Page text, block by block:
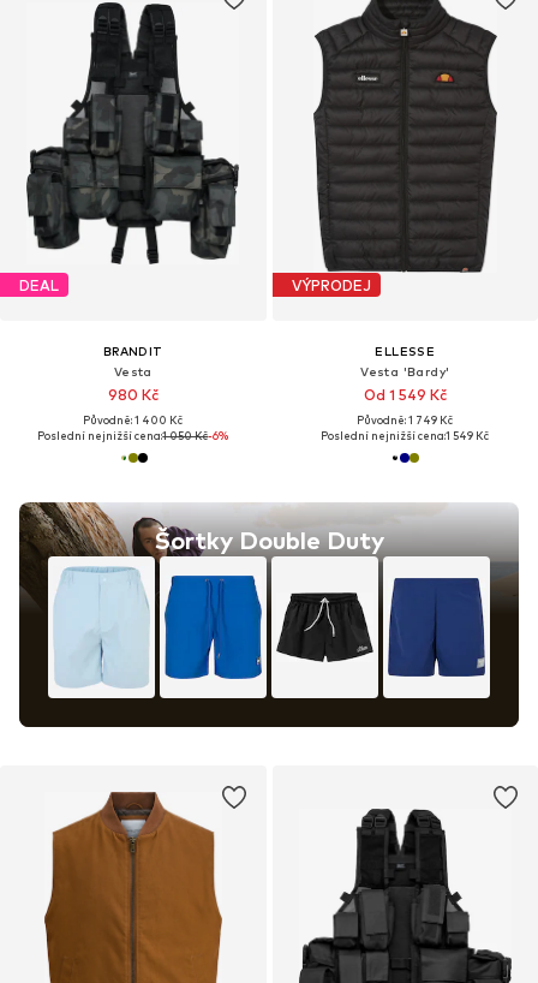
DEAL
BRANDIT
Vesta
980 Kč
Původně: 1 400 Kč
Poslední nejnižší cena:1 050 Kč-6%
Šortky Double Duty
VÝPRODEJ
ELLESSE
Vesta 'Bardy'
Od 1 549 Kč
Původně: 1 749 Kč
Poslední nejnižší cena:1 549 Kč